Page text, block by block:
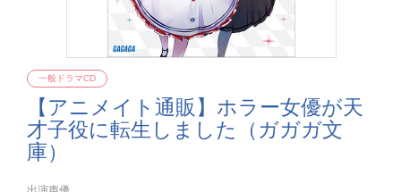
【アニメイト通販】ホラー女優が天
才子役に転生しました（ガガガ文
庫）
一般ドラマCD